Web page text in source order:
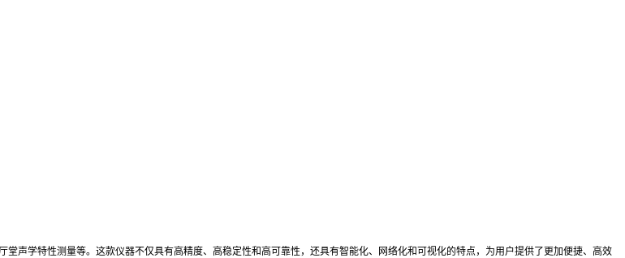
声学特性测量等。这款仪器不仅具有高精度、高稳定性和高可靠性，还具有智能化、网络化和可视化的特点，为用户提供了更加便捷、高效